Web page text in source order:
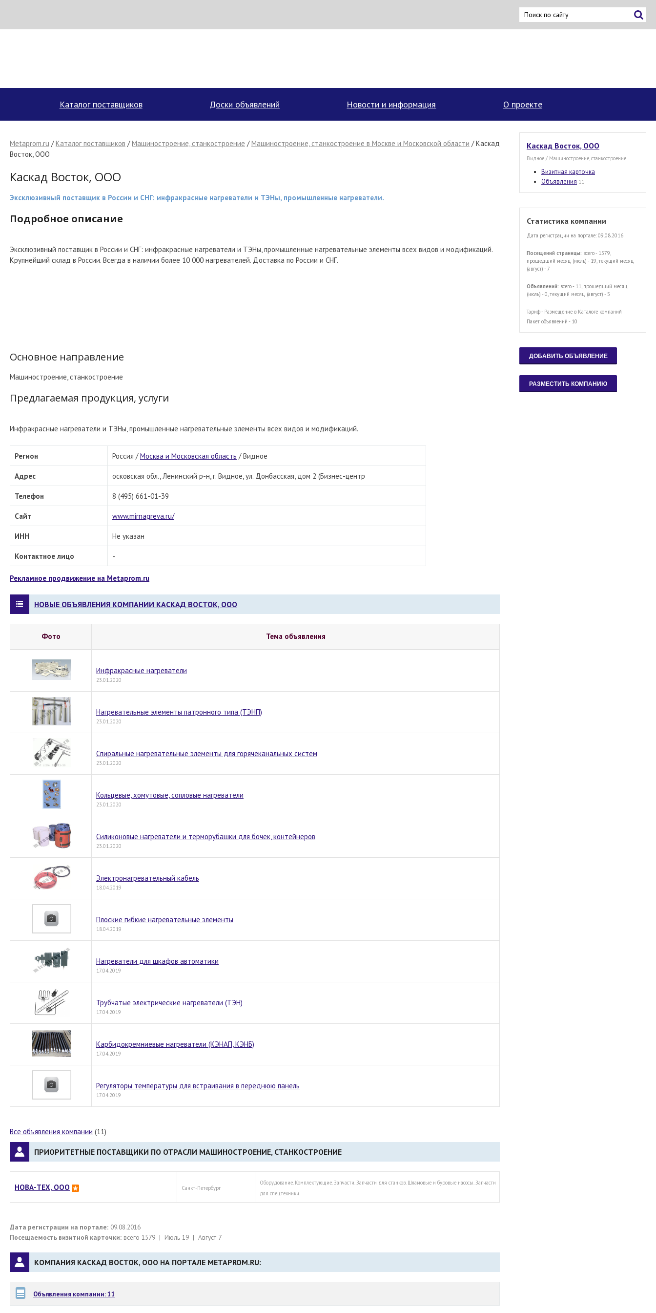
Каталог поставщиков Доски объявлений Новости и информация О проекте
Написать поставщику
Metaprom.ru /Каталог поставщиков /Машиностроение, станкостроение /Машиностроение, станкостроение в Москве и Московской области / Каскад
Восток, ООО
Каскад Восток, ООО
Эксклюзивный поставщик в России и СНГ: инфракрасные нагреватели и ТЭНы, промышленные нагреватели.
Подробное описание
Эксклюзивный поставщик в России и СНГ: инфракрасные нагреватели и ТЭНы, промышленные нагревательные элементы всех видов и модификаций.
Крупнейший склад в России. Всегда в наличии более 10 000 нагревателей. Доставка по России и СНГ.
Основное направление
Машиностроение, станкостроение
Предлагаемая продукция, услуги
Инфракрасные нагреватели и ТЭНы, промышленные нагревательные элементы всех видов и модификаций.
Регион Россия /Москва и Московская область /Видное
Адрес осковская обл., Ленинский р-н, г. Видное, ул. Донбасская, дом 2 (Бизнес-центр
Телефон 8 (495) 661-01-39
Сайт www.mirnagreva.ru/
ИНН Не указан
Контактное лицо -
Рекламное продвижение на Metaprom.ru
НОВЫЕ ОБЪЯВЛЕНИЯ КОМПАНИИ КАСКАД ВОСТОК, ООО
Фото Тема объявления
Инфракрасные нагреватели
23.01.2020
Нагревательные элементы патронного типа (ТЭНП)
23.01.2020
Спиральные нагревательные элементы для горячеканальных систем
23.01.2020
Кольцевые, хомутовые, сопловые нагреватели
23.01.2020
Силиконовые нагреватели и терморубашки для бочек, контейнеров
23.01.2020
Электронагревательный кабель
18.04.2019
Плоские гибкие нагревательные элементы
18.04.2019
Нагреватели для шкафов автоматики
17.04.2019
Трубчатые электрические нагреватели (ТЭН)
17.04.2019
Карбидокремниевые нагреватели (КЭНАП, КЭНБ)
17.04.2019
Регуляторы температуры для встраивания в переднюю панель
17.04.2019
Все объявления компании (11)
ПРИОРИТЕТНЫЕ ПОСТАВЩИКИ ПО ОТРАСЛИ МАШИНОСТРОЕНИЕ, СТАНКОСТРОЕНИЕ
НОВА-ТЕХ, ООО Санкт-Петербург
Оборудование. Комплектующие. Запчасти. Запчасти для станков. Шламовые и буровые насосы. Запчасти
для спецтехники.
Дата регистрации на портале: 09.08.2016
Посещаемость визитной карточки: всего 1579 | Июль 19 | Август 7
КОМПАНИЯ КАСКАД ВОСТОК, ООО НА ПОРТАЛЕ METAPROM.RU:
Объявления компании: 11
Каскад Восток, ООО
Видное / Машиностроение, станкостроение
Визитная карточка
Объявления 11
Статистика компании
Дата регистрации на портале: 09.08.2016
Посещений страницы: всего - 1579,
прошедший месяц (июль) - 19, текущий месяц
(август) - 7
Объявлений: всего - 11, прошедший месяц
(июль) - 0, текущий месяц (август) - 5
Тариф - Размещение в Каталоге компаний
Пакет объявлений - 10